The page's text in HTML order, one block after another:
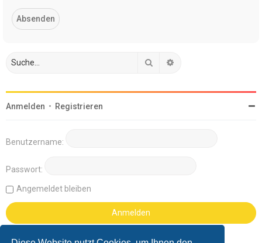
Suche
Anmelden • Registrieren
Benutzername:
Passwort:
Angemeldet bleiben